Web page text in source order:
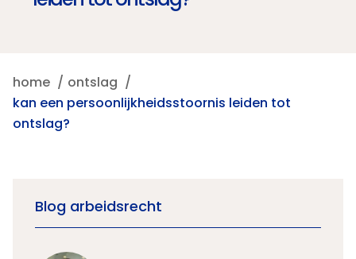
home
ontslag
kan een persoonlijkheidsstoornis leiden tot
ontslag?
Blog arbeidsrecht